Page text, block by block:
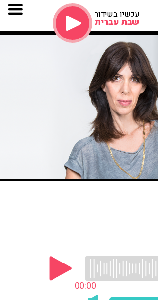
עכשיו בשידור
שבת עברית
00:00